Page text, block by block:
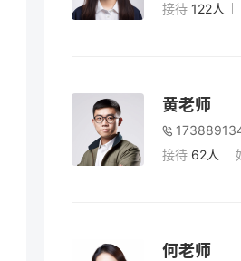
接待 122人
黄老师
接待 62人
何老师